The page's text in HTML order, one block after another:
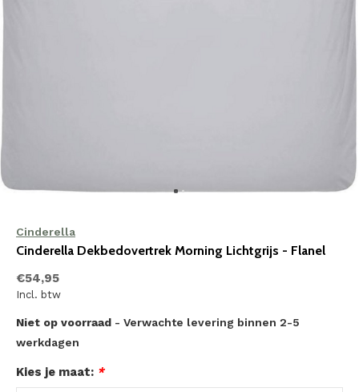
Cinderella
Cinderella Dekbedovertrek Morning Lichtgrijs - Flanel
€54,95
Incl. btw
Niet op voorraad - Verwachte levering binnen 2-5
werkdagen
Kies je maat: *